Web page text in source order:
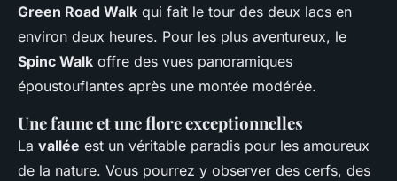
Green Road Walk qui fait le tour des deux lacs en
environ deux heures. Pour les plus aventureux, le
Spinc Walk offre des vues panoramiques
époustouflantes après une montée modérée.
Une faune et une flore exceptionnelles
La vallée est un véritable paradis pour les amoureux
de la nature. Vous pourrez y observer des cerfs, des